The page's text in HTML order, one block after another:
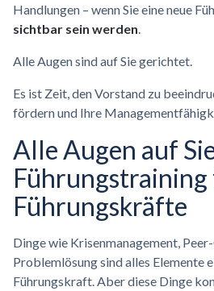
Handlungen – wenn Sie eine neue
sichtbar sein werden
Alle Augen sind auf Sie gerichtet.
Es ist Zeit, den Vorstand zu
fördern und Ihre
Alle Augen auf
Führungstraining
Führungskräfte
Dinge wie Krisenmanagement,
Problemlösung sind alles Elemente
Führungskraft. Aber diese Dinge